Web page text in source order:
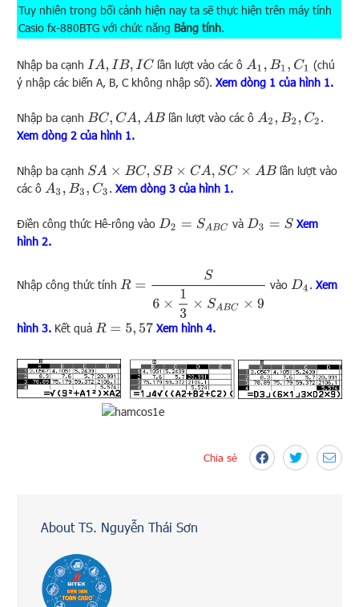
Tuy nhiên trong bối cảnh hiện nay ta sẽ thực hiện trên máy tính
Casio fx-880BTG với chức năng Bảng tính.
Nhập ba cạnh IA,IB,IC lần lượt vào các ô A1, B 1,C 1
(chú
ý nhập các biến A, B, C không nhập số).Xem dòng 1 của hình 1.
Nhập ba cạnh BC,CA,AB lần lượt vào các ô A2,B 2,C2
.
Xem dòng 2 của hình 1.
Nhập ba cạnh SA× BC SB×C A,SC ×A B
lần lượt vào
các ô A3, B 3,C3 . Xem dòng 3 của hình 1.
Điền công thức Hê-rông vào D2=SA BC và D3= S
Xem
hình 2.
Nhập công thức tính
×9
vào D4 . Xem
hình 3. Kết quả R=5,57 Xem hình 4.
Chia sẻ
About TS. Nguyễn Thái Sơn